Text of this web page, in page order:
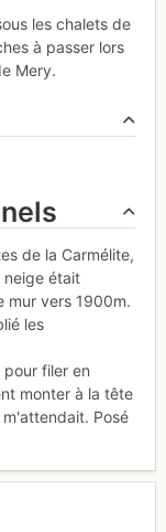
les chalets de
à passer lors
Mery.
de la Carmélite,
neige était
mur vers 1900m.
les
filer en
monter à la tête
Posé